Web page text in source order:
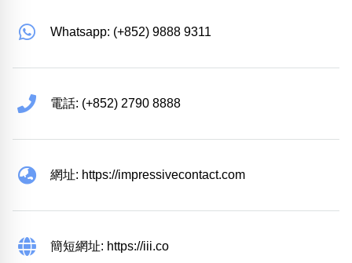
Whatsapp: (+852) 9888 9311
電話: (+852) 2790 8888
網址: https://impressivecontact.com
簡短網址: https://iii.co